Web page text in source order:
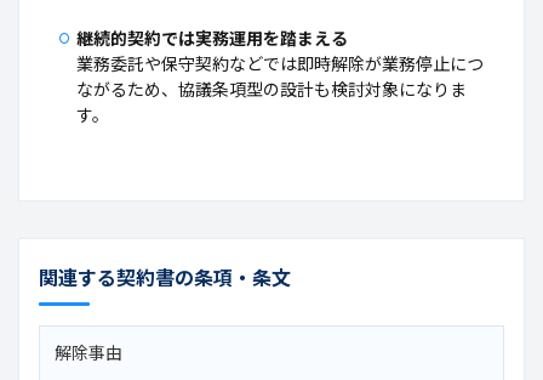
継続的契約では実務運用を踏まえる
業務委託や保守契約などでは即時解除が業務停止につ
ながるため、協議条項型の設計も検討対象になりま
す。
関連する契約書の条項・条文
解除事由